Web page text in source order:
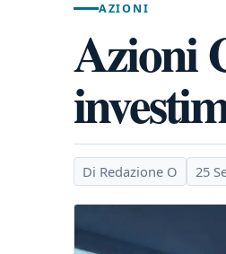
AZIONI
Azioni
Di Redazione O 25